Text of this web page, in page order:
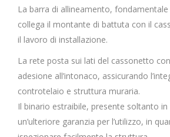
La barra di allineamento,
collega il montante di battuta con il
il lavoro di installazione.
La rete posta sui lati del cassonetto
adesione all’intonaco, assicurando
controtelaio e struttura muraria.
Il binario estraibile, presente soltanto
un’ulteriore garanzia per l’utilizzo, in